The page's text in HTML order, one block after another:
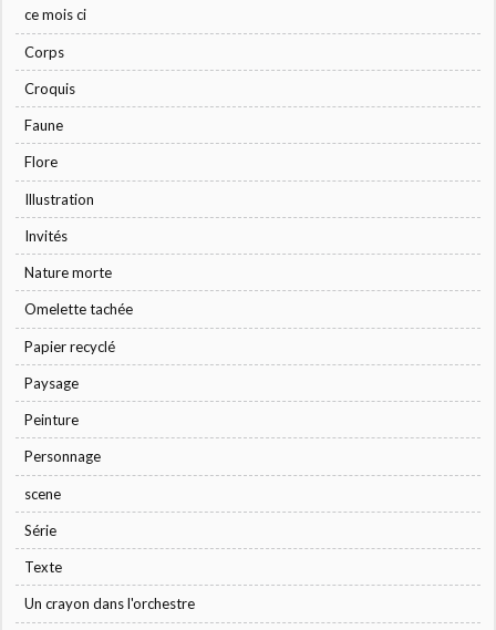
ce mois ci
Corps
Croquis
Faune
Flore
Illustration
Invités
Nature morte
Omelette tachée
Papier recyclé
Paysage
Peinture
Personnage
scene
Série
Texte
Un crayon dans l'orchestre